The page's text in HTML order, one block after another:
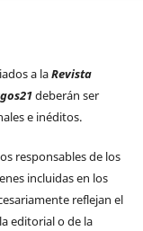
a laRevista
deberán ser
e inéditos.
responsables de los
incluidas en los
reflejan el
editorial o de la